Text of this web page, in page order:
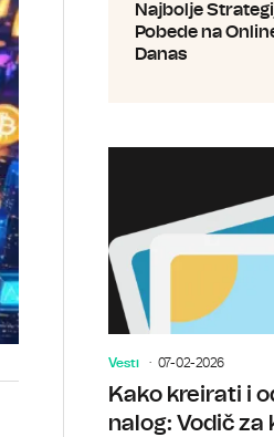
Najbolje
Pobede na
Danas
Vesti 07-02-2026
Kako kreirati i
nalog: Vodič za